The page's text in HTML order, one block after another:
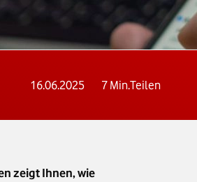
16.06.2025 7Min.Teilen
zeigt Ihnen, wie